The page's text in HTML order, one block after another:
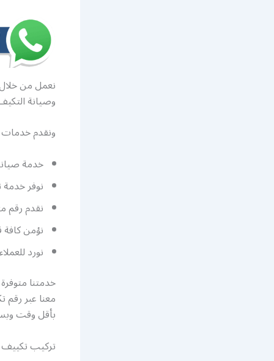
نعمل من
وصيانة
ونقدم خدمات
خدمة
نوفر
نقدم رقم
نؤمن كافة
نورد
خدمتنا
معنا عبر
بأقل وقت
تركيب